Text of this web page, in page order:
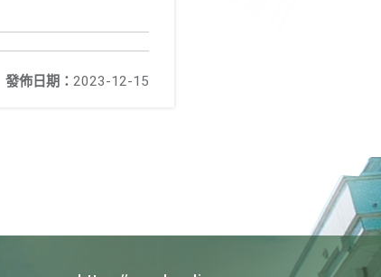
發佈日期： 2023-12-15